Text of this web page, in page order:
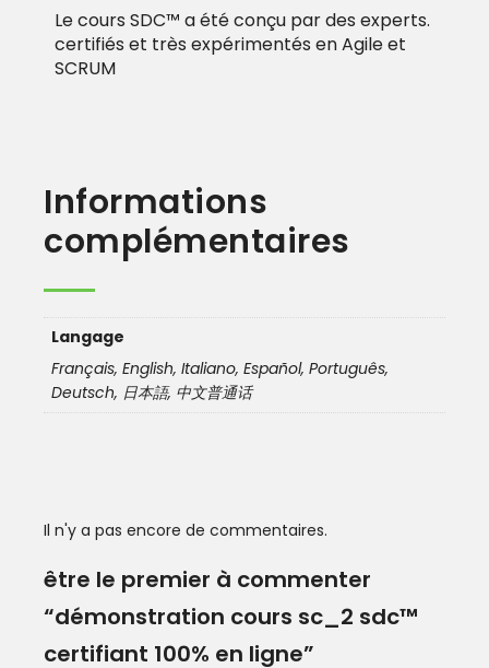
Le cours SDC™ a été conçu par des experts.
certifiés et très expérimentés en Agile et
SCRUM
Informations
complémentaires
Langage
Français, English, Italiano, Español, Português,
Deutsch, 日本語, 中文普通话
Il n'y a pas encore de commentaires.
être le premier à commenter
“démonstration cours sc_2 sdc™
certifiant 100% en ligne”